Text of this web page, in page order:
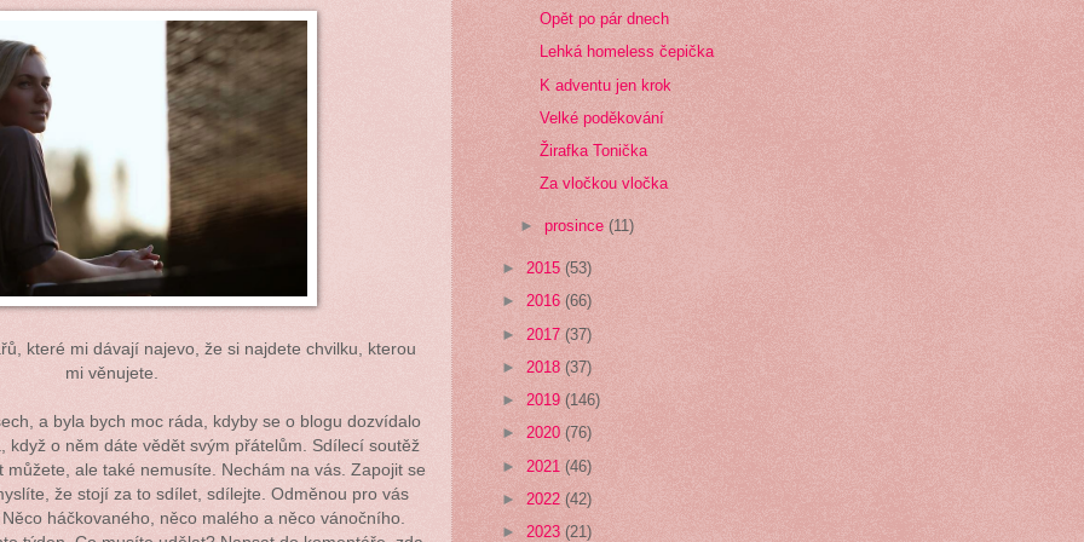
které mi dávají najevo, že si najdete chvilku, kterou
mi věnujete.
a byla bych moc ráda, kdyby se o blogu dozvídalo
když o něm dáte vědět svým přátelům. Sdílecí soutěž
můžete, ale také nemusíte. Nechám na vás. Zapojit se
že stojí za to sdílet, sdílejte. Odměnou pro vás
háčkovaného, něco malého a něco vánočního.
Opět po pár dnech
Lehká homeless čepička
K adventu jen krok
Velké poděkování
Žirafka Tonička
Za vločkou vločka
►prosince(11)
► 2015 (53)
► 2016 (66)
► 2017 (37)
► 2018 (37)
► 2019 (146)
► 2020 (76)
► 2021 (46)
► 2022 (42)
► 2023 (21)